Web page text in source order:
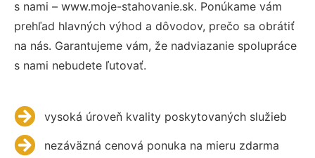
s nami – www.moje-stahovanie.sk. Ponúkame vám
prehľad hlavných výhod a dôvodov, prečo sa obrátiť
na nás. Garantujeme vám, že nadviazanie spolupráce
s nami nebudete ľutovať.
vysoká úroveň kvality poskytovaných služieb
nezáväzná cenová ponuka na mieru zdarma